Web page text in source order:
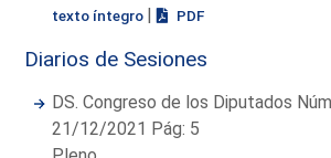
texto íntegro | PDF
Diarios de Sesiones
DS. Congreso de los Diputados
21/12/2021 Pág: 5